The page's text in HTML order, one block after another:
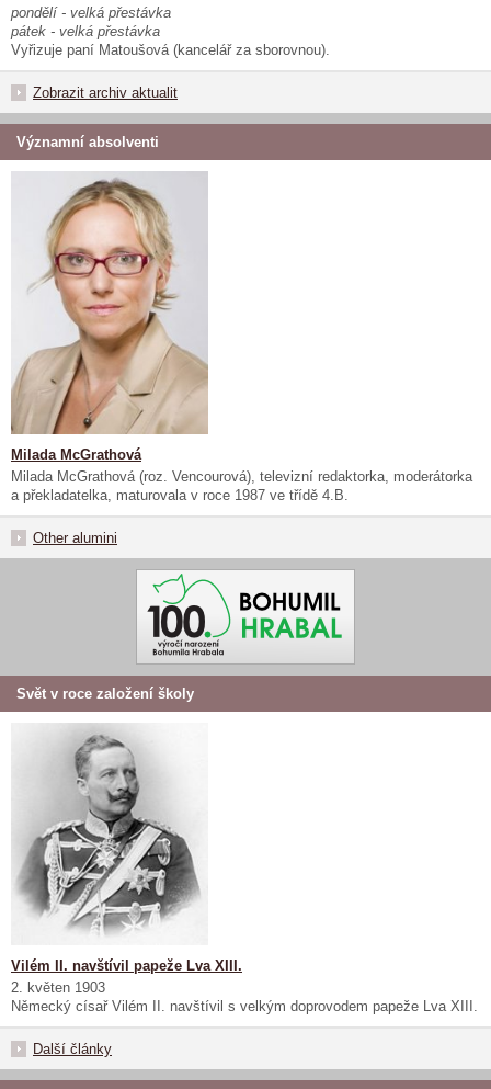
pondělí - velká přestávka
pátek - velká přestávka
Vyřizuje paní Matoušová (kancelář za sborovnou).
Zobrazit archiv aktualit
Významní absolventi
Milada McGrathová
Milada McGrathová (roz. Vencourová), televizní redaktorka, moderátorka
a překladatelka, maturovala v roce 1987 ve třídě 4.B.
Other alumini
Svět v roce založení školy
Vilém II. navštívil papeže Lva XIII.
2. květen 1903
Německý císař Vilém II. navštívil s velkým doprovodem papeže Lva XIII.
Další články